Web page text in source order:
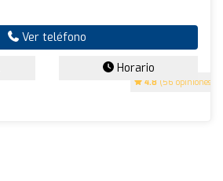
4.8 (56 opiniones)
Ver teléfono
Horario